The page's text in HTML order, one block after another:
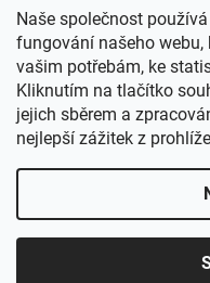
Naše společnost
fungování našeho
vašim potřebám, ke
Kliknutím na tlačítko
jejich sběrem a
nejlepší zážitek z
Tento eshop je